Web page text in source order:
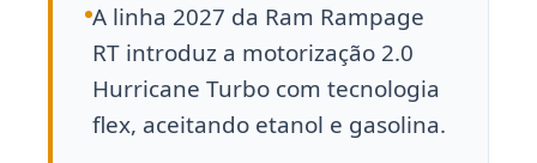
A linha 2027 da Ram Rampage
RT introduz a motorização 2.0
Hurricane Turbo com tecnologia
flex, aceitando etanol e gasolina.